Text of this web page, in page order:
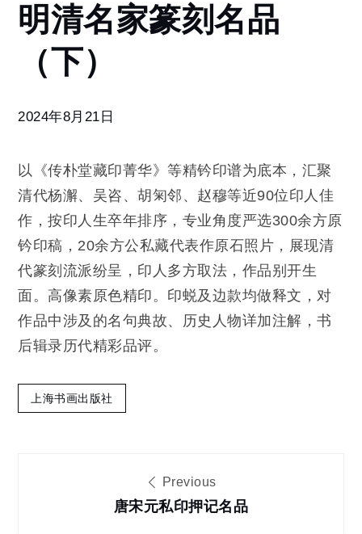
家篆刻
名品
（下）
明清名家篆刻名品
（下）
2024年8月21日
以《传朴堂藏印菁华》等精钤印谱为底本，汇聚
清代杨澥、吴咨、胡匊邻、赵穆等近90位印人佳
作，按印人生卒年排序，专业角度严选300余方原
钤印稿，20余方公私藏代表作原石照片，展现清
代篆刻流派纷呈，印人多方取法，作品别开生
面。高像素原色精印。印蜕及边款均做释文，对
作品中涉及的名句典故、历史人物详加注解，书
后辑录历代精彩品评。
上海书画出版社
Previous
唐宋元私印押记名品